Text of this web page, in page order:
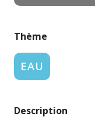
Thème
EAU
Description